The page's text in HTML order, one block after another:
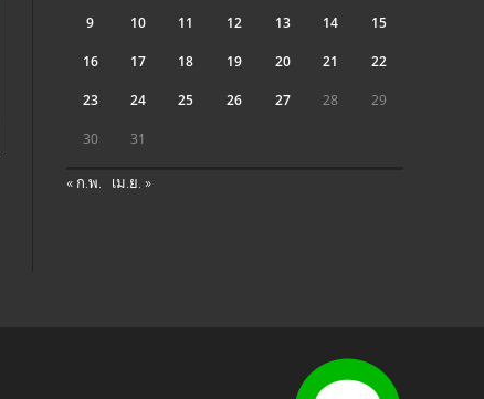
9 10 11 12 13 14 15
16 17 18 19 20 21 22
23 24 25 26 27 28 29
30 31
« ก.พ. เม.ย. »